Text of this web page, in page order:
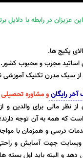
در رابطه با دلایل
پکیج ها.
اساتید مجرب و محبوب کشور.
از سبک مدرن تکنیک آموزشی
رایگانو مشاوره
نظر مالی برای والدین و
که همه به آن توجه
درسی و همزمان با
وبسایت جهت آسایش و
دهد و البته باید اول